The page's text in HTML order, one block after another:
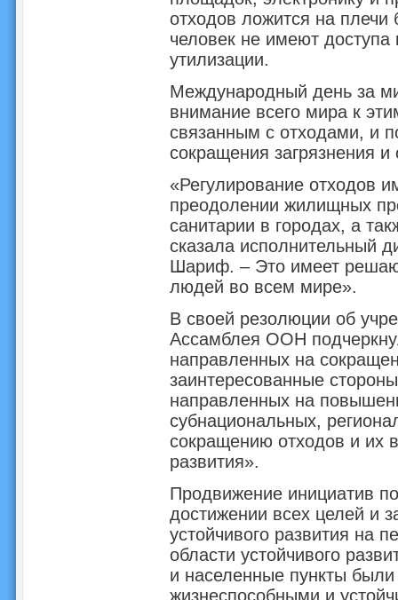
отходов ложится на
человек не имеют
утилизации.
Международный день за
внимание всего мира к
связанным с отходами, и
сокращения загрязнения
«Регулирование отходов
преодолении жилищных
санитарии в городах, а
сказала исполнительный
Шариф. – Это имеет
людей во всем мире».
В своей резолюции об
Ассамблея ООН
направленных на
заинтересованные
направленных на
субнациональных,
сокращению отходов и их
развития».
Продвижение инициатив
достижении всех целей и
устойчивого развития на
области устойчивого
и населенные пункты
жизнеспособными и